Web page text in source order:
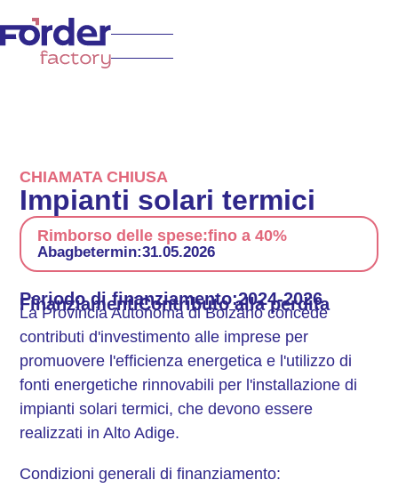
CHIAMATA CHIUSA
Impianti solari termici
Rimborso delle spese:fino a 40%
Abagbetermin:31.05.2026
Periodo di finanziamento:2024-2026
FinanziamentiContributo alla perdita
La Provincia Autonoma di Bolzano concede
contributi d'investimento alle imprese per
promuovere l'efficienza energetica e l'utilizzo di
fonti energetiche rinnovabili per l'installazione di
impianti solari termici, che devono essere
realizzati in Alto Adige.
Condizioni generali di finanziamento: